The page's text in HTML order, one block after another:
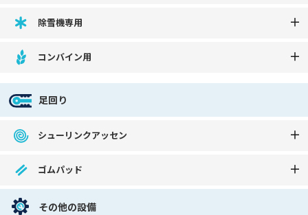
除雪機専用
コンバイン用
足回り
シューリンクアッセン
ゴムパッド
その他の設備